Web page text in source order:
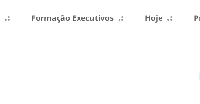
Formação Executivos Hoje